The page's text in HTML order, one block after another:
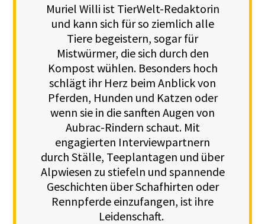
Muriel Willi ist TierWelt-Redaktorin
und kann sich für so ziemlich alle
Tiere begeistern, sogar für
Mistwürmer, die sich durch den
Kompost wühlen. Besonders hoch
schlägt ihr Herz beim Anblick von
Pferden, Hunden und Katzen oder
wenn sie in die sanften Augen von
Aubrac-Rindern schaut. Mit
engagierten Interviewpartnern
durch Ställe, Teeplantagen und über
Alpwiesen zu stiefeln und spannende
Geschichten über Schafhirten oder
Rennpferde einzufangen, ist ihre
Leidenschaft.